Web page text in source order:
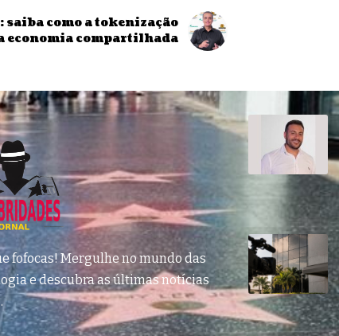
como a tokenização
economia compartilhada
fofocas! Mergulhe no mundo das
e descubra as últimas notícias